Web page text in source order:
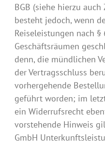
BGB (siehe hierzu
besteht jedoch, wenn
Reiseleistungen nach
Geschäftsräumen
denn, die mündlichen
der Vertragsschluss
vorhergehende
geführt worden; im
ein Widerrufsrecht
vorstehende Hinweis
GmbH